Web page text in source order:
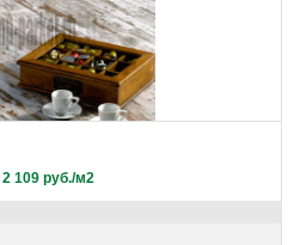
2 109 руб./м2